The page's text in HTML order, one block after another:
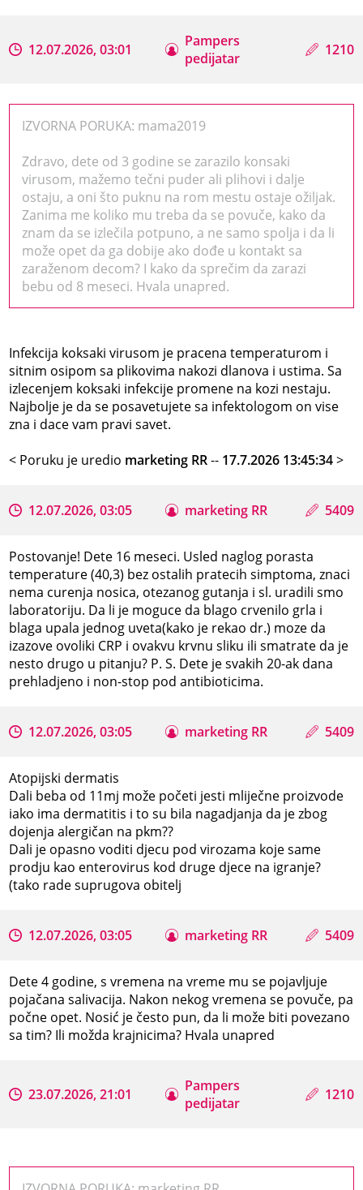
12.07.2026, 03:01
Pampers
pedijatar
1210
IZVORNA PORUKA: mama2019
Zdravo, dete od 3 godine se zarazilo konsaki
virusom, mažemo tečni puder ali plihovi i dalje
ostaju, a oni što puknu na rom mestu ostaje ožiljak.
Zanima me koliko mu treba da se povuče, kako da
znam da se izlečila potpuno, a ne samo spolja i da li
može opet da ga dobije ako dođe u kontakt sa
zaraženom decom? I kako da sprečim da zarazi
bebu od 8 meseci. Hvala unapred.
Infekcija koksaki virusom je pracena temperaturom i
sitnim osipom sa plikovima nakozi dlanova i ustima. Sa
izlecenjem koksaki infekcije promene na kozi nestaju.
Najbolje je da se posavetujete sa infektologom on vise
zna i dace vam pravi savet.
< Poruku je uredio marketing RR-- 17.7.2026 13:45:34>
12.07.2026, 03:05 marketing RR 5409
Postovanje! Dete 16 meseci. Usled naglog porasta
temperature (40,3) bez ostalih pratecih simptoma, znaci
nema curenja nosica, otezanog gutanja i sl. uradili smo
laboratoriju. Da li je moguce da blago crvenilo grla i
blaga upala jednog uveta(kako je rekao dr.) moze da
izazove ovoliki CRP i ovakvu krvnu sliku ili smatrate da je
nesto drugo u pitanju? P. S. Dete je svakih 20-ak dana
prehladjeno i non-stop pod antibioticima.
12.07.2026, 03:05 marketing RR 5409
Atopijski dermatis
Dali beba od 11mj može početi jesti mliječne proizvode
iako ima dermatitis i to su bila nagadjanja da je zbog
dojenja alergičan na pkm??
Dali je opasno voditi djecu pod virozama koje same
prodju kao enterovirus kod druge djece na igranje?
(tako rade suprugova obitelj
12.07.2026, 03:05 marketing RR 5409
Dete 4 godine, s vremena na vreme mu se pojavljuje
pojačana salivacija. Nakon nekog vremena se povuče, pa
počne opet. Nosić je često pun, da li može biti povezano
sa tim? Ili možda krajnicima? Hvala unapred
23.07.2026, 21:01
Pampers
pedijatar
1210